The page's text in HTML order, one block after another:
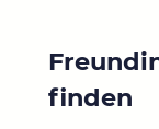
finden